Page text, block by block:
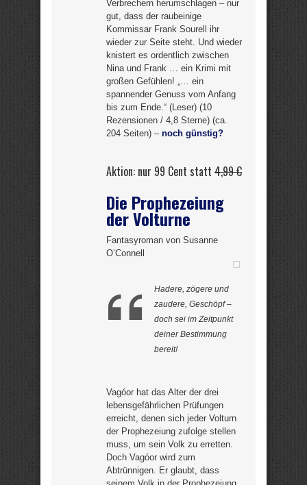
Verbrechern herumschlagen – nur
gut, dass der raubeinige
Kommissar Frank Sourell ihr
wieder zur Seite steht. Und wieder
knistert es ordentlich zwischen
Nina und Frank … ein Krimi mit
großen Gefühlen! „… ein
spannender Genuss vom Anfang
bis zum Ende.“ (Leser) (10
Rezensionen / 4,8 Sterne) (ca.
204 Seiten) – noch günstig?
Aktion: nur 99 Cent statt 4,99 €
Die Prophezeiung
der Volturne
Fantasyroman von Susanne
O’Connell
Hadere, zögere und
zaudere, Geschöpf –
doch sei im Zeitpunkt
deiner Bestimmung
bereit!
Vagóor hat das Alter der drei
lebensgefährlichen Prüfungen
erreicht, denen sich jeder Volturn
der Prophezeiung zufolge stellen
muss, um sein Volk zu erretten.
Doch Vagóor wird zum
Abtrünnigen. Er glaubt, dass